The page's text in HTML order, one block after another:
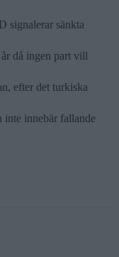
signalerar sänkta
då ingen part vill
efter det turkiska
inte innebär fallande